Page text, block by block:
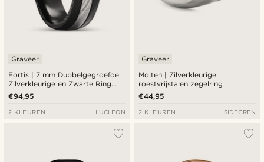
Fortis | 7 mm Dubbelgegroefde
Zilverkleurige en Zwarte Ring
van Damascusstaal en Titanium
Graveer
€94,95
2 KLEUREN LUCLEON
Molten | Zilverkleurige
roestvrijstalen zegelring
Graveer
€44,95
2 KLEUREN SIDEGREN